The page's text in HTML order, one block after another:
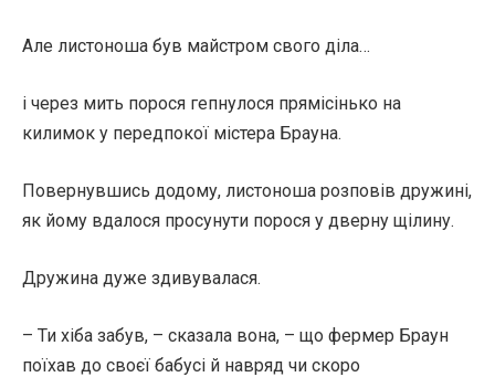
Але листоноша був майстром свого діла…
і через мить порося гепнулося прямісінько на
килимок у передпокої містера Брауна.
Повернувшись додому, листоноша розповів дружині,
як йому вдалося просунути порося у дверну щілину.
Дружина дуже здивувалася.
– Ти хіба забув, – сказала вона, – що фермер Браун
поїхав до своєї бабусі й навряд чи скоро